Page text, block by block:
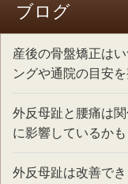
ブログ
産後の骨盤矯正は
ングや通院の目安
外反母趾と腰痛は
に影響しているか
外反母趾は改善で